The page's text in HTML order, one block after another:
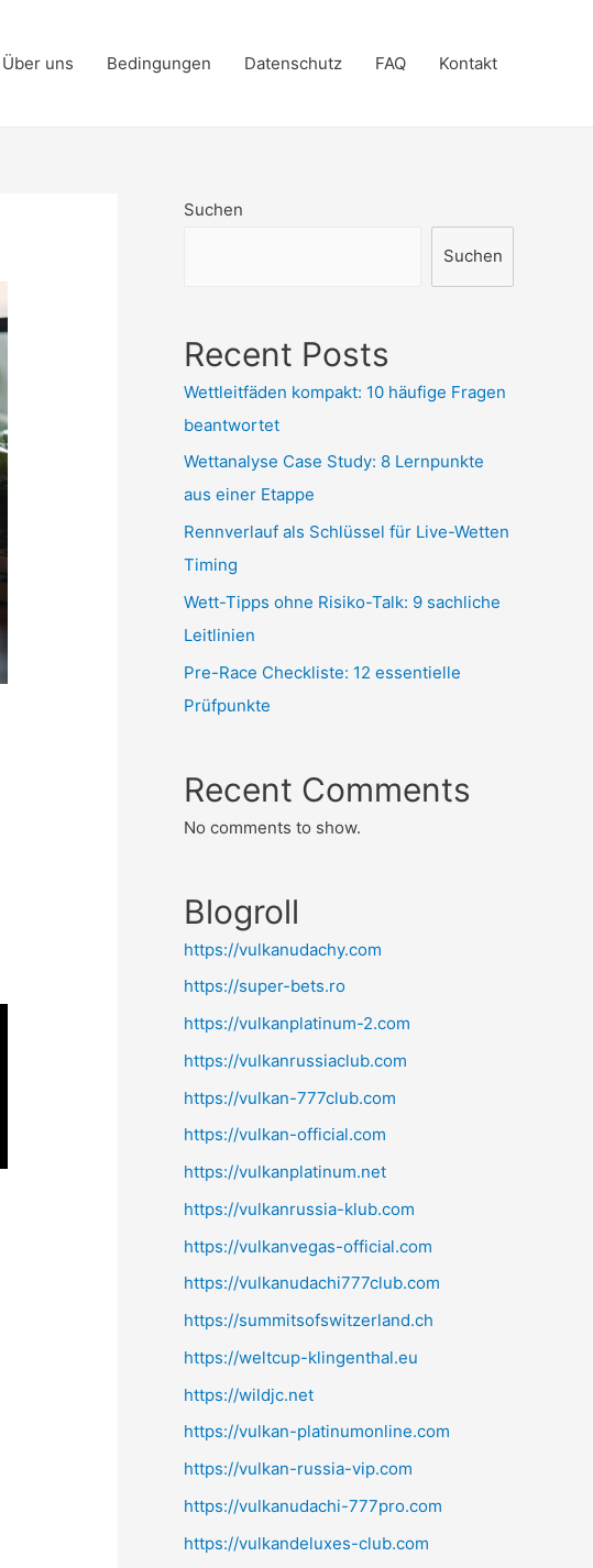
Über uns Bedingungen Datenschutz FAQ Kontakt
Suchen
Suchen
Recent Posts
Wettleitfäden kompakt: 10 häufige Fragen
beantwortet
Wettanalyse Case Study: 8 Lernpunkte
aus einer Etappe
Rennverlauf als Schlüssel für Live-Wetten
Timing
Wett-Tipps ohne Risiko-Talk: 9 sachliche
Leitlinien
Pre-Race Checkliste: 12 essentielle
Prüfpunkte
Recent Comments
No comments to show.
Blogroll
https://vulkanudachy.com
https://super-bets.ro
https://vulkanplatinum-2.com
https://vulkanrussiaclub.com
https://vulkan-777club.com
https://vulkan-official.com
https://vulkanplatinum.net
https://vulkanrussia-klub.com
https://vulkanvegas-official.com
https://vulkanudachi777club.com
https://summitsofswitzerland.ch
https://weltcup-klingenthal.eu
https://wildjc.net
https://vulkan-platinumonline.com
https://vulkan-russia-vip.com
https://vulkanudachi-777pro.com
https://vulkandeluxes-club.com